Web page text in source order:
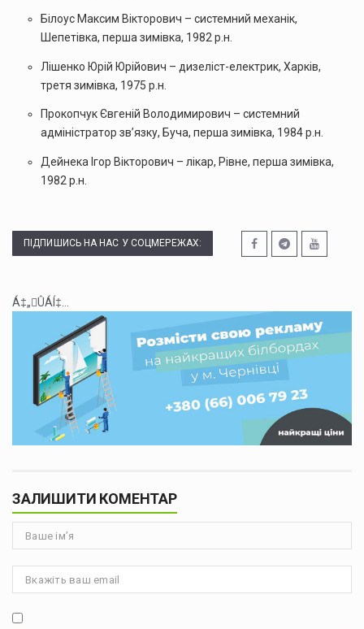
Білоус Максим Вікторович – системний механік,
Шепетівка, перша зимівка, 1982 р.н.
Лішенко Юрій Юрійович – дизеліст-електрик, Харків,
третя зимівка, 1975 р.н.
Прокопчук Євгеній Володимирович – системний
адміністратор зв’язку, Буча, перша зимівка, 1984 р.н.
Дейнека Ігор Вікторович – лікар, Рівне, перша зимівка,
1982 р.н.
ПІДПИШИСЬ НА НАС У СОЦМЕРЕЖАХ:
Á‡„ÛÁÍ‡...
ЗАЛИШИТИ КОМЕНТАР